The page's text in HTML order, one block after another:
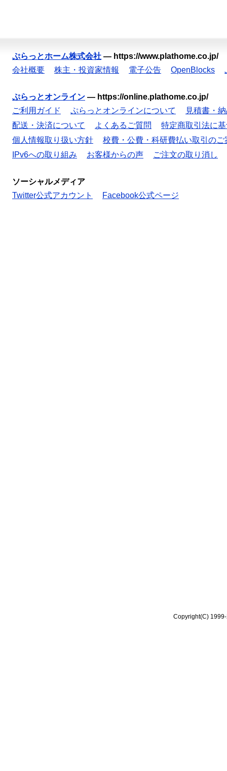
ぷらっとホーム株式会社 — https://www.plathome.co.jp/
会社概要
株主・投資家情報 電子公告 OpenBlocks
ぷらっとオンライン — https://online.plathome.co.jp/
ご利用ガイド
ぷらっとオンラインについて
見積書・
配送・決済について
よくあるご質問
特定商取引法に
個人情報取り扱い方針
校費・公費・科研費払い取引のご
IPv6への取り組み
お客様からの声 ご注文の取り消し
ソーシャルメディア
Twitter公式アカウント
Facebook公式ページ
Copyright(C)